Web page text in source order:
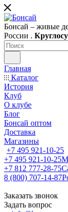
Бонсай – живые
России .
Главная
Каталог
История
Клуб
О клубе
Блог
Бонсай оптом
Доставка
Магазины
+7 495 921-10-25
+7 495 921-10-25
+7 812 777-28-75
8 (800) 707-14-87
Заказать звонок
Задать вопрос